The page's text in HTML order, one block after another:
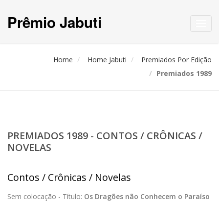
Prêmio Jabuti
Home Home Jabuti
Premiados Por Edição
Premiados 1989
PREMIADOS 1989 - CONTOS / CRÔNICAS /
NOVELAS
Contos / Crônicas / Novelas
Sem colocação - Título: Os Dragões não Conhecem o Paraíso